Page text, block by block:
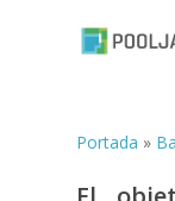
Portada »